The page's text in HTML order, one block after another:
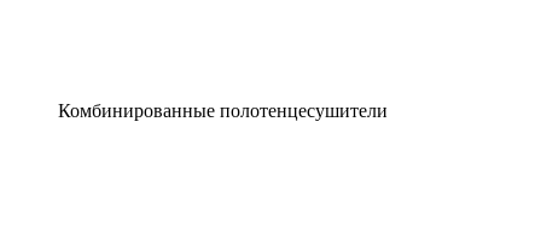
Комбинированные полотенцесушители